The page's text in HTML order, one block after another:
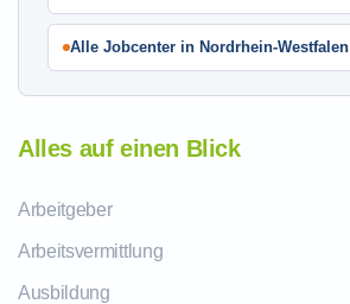
Alle Jobcenter in Nordrhein-Westfalen
Alles auf einen Blick
Arbeitgeber
Arbeitsvermittlung
Ausbildung